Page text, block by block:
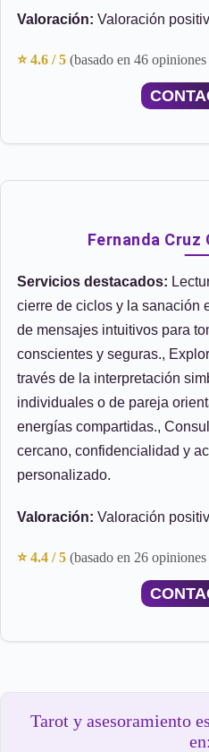
Valoración: Valoración
⭐ 4.6 / 5 (basado en 46
Fernanda Cruz
Servicios destacados:
cierre de ciclos y la sanación
de mensajes intuitivos para
conscientes y seguras.,
través de la interpretación
individuales o de pareja
energías compartidas.,
cercano, confidencialidad y
personalizado.
Valoración: Valoración
⭐ 4.4 / 5 (basado en 26
Tarot y asesoramiento
en: